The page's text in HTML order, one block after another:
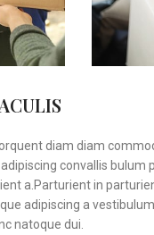
diam diam
convallis bulum
a.Parturient in
adipiscing a
natoque dui.